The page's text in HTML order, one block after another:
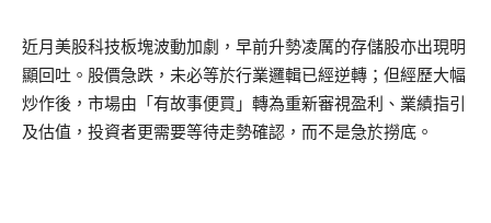
近月美股科技板塊波動加劇，早前升勢凌厲的存儲股亦出現明
顯回吐。股價急跌，未必等於行業邏輯已經逆轉；但經歷大幅
炒作後，市場由「有故事便買」轉為重新審視盈利、業績指引
及估值，投資者更需要等待走勢確認，而不是急於撈底。